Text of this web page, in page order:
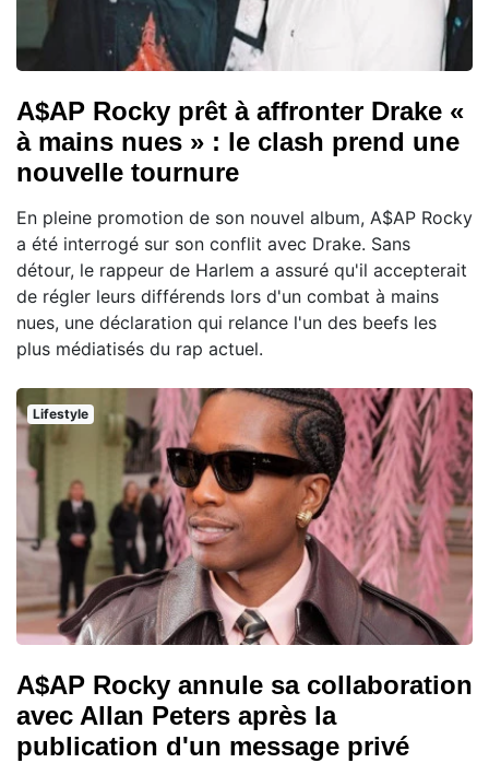
A$AP Rocky prêt à affronter Drake «
à mains nues » : le clash prend une
nouvelle tournure
En pleine promotion de son nouvel album, A$AP Rocky
a été interrogé sur son conflit avec Drake. Sans
détour, le rappeur de Harlem a assuré qu'il accepterait
de régler leurs différends lors d'un combat à mains
nues, une déclaration qui relance l'un des beefs les
plus médiatisés du rap actuel.
Lifestyle
A$AP Rocky annule sa collaboration
avec Allan Peters après la
publication d'un message privé